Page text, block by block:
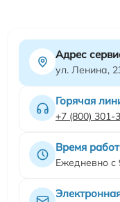
Адрес
ул. Ленина,
Горячая
+7 (800) 301-
Время
Ежедневно с